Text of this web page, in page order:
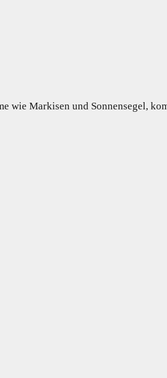
wie Markisen und Sonnensegel,